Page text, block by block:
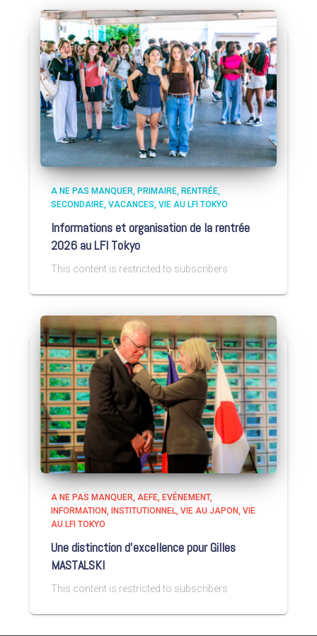
A NE PAS MANQUER PRIMAIRE RENTRÉE
SECONDAIRE VACANCES VIE AU LFI TOKYO
Informations et organisation de la rentrée
2026 au LFI Tokyo
This content is restricted to subscribers
A NE PAS MANQUER AEFE EVÉNEMENT
INFORMATION
INSTITUTIONNEL VIE AU JAPON VIE
AU LFI TOKYO
Une distinction d’excellence pour Gilles
MASTALSKI
This content is restricted to subscribers